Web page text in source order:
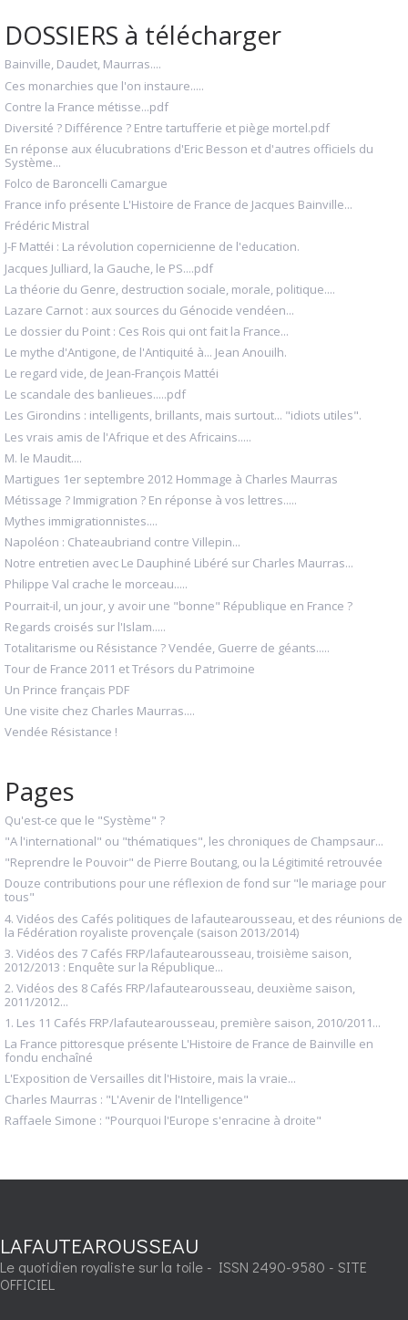
DOSSIERS à télécharger
Bainville, Daudet, Maurras....
Ces monarchies que l'on instaure.....
Contre la France métisse...pdf
Diversité ? Différence ? Entre tartufferie et piège mortel.pdf
En réponse aux élucubrations d'Eric Besson et d'autres officiels du
Système...
Folco de Baroncelli Camargue
France info présente L'Histoire de France de Jacques Bainville...
Frédéric Mistral
J-F Mattéi : La révolution copernicienne de l'education.
Jacques Julliard, la Gauche, le PS....pdf
La théorie du Genre, destruction sociale, morale, politique....
Lazare Carnot : aux sources du Génocide vendéen...
Le dossier du Point : Ces Rois qui ont fait la France...
Le mythe d'Antigone, de l'Antiquité à... Jean Anouilh.
Le regard vide, de Jean-François Mattéi
Le scandale des banlieues.....pdf
Les Girondins : intelligents, brillants, mais surtout... "idiots utiles".
Les vrais amis de l'Afrique et des Africains.....
M. le Maudit....
Martigues 1er septembre 2012 Hommage à Charles Maurras
Métissage ? Immigration ? En réponse à vos lettres.....
Mythes immigrationnistes....
Napoléon : Chateaubriand contre Villepin...
Notre entretien avec Le Dauphiné Libéré sur Charles Maurras...
Philippe Val crache le morceau.....
Pourrait-il, un jour, y avoir une "bonne" République en France ?
Regards croisés sur l'Islam.....
Totalitarisme ou Résistance ? Vendée, Guerre de géants.....
Tour de France 2011 et Trésors du Patrimoine
Un Prince français PDF
Une visite chez Charles Maurras....
Vendée Résistance !
Pages
Qu'est-ce que le "Système" ?
"A l'international" ou "thématiques", les chroniques de Champsaur...
"Reprendre le Pouvoir" de Pierre Boutang, ou la Légitimité retrouvée
Douze contributions pour une réflexion de fond sur "le mariage pour
tous"
4. Vidéos des Cafés politiques de lafautearousseau, et des réunions de
la Fédération royaliste provençale (saison 2013/2014)
3. Vidéos des 7 Cafés FRP/lafautearousseau, troisième saison,
2012/2013 : Enquête sur la République...
2. Vidéos des 8 Cafés FRP/lafautearousseau, deuxième saison,
2011/2012...
1. Les 11 Cafés FRP/lafautearousseau, première saison, 2010/2011...
La France pittoresque présente L'Histoire de France de Bainville en
fondu enchaîné
L'Exposition de Versailles dit l'Histoire, mais la vraie...
Charles Maurras : "L'Avenir de l'Intelligence"
Raffaele Simone : "Pourquoi l'Europe s'enracine à droite"
LAFAUTEAROUSSEAU
Le quotidien royaliste sur la toile - ISSN 2490-9580 - SITE
OFFICIEL